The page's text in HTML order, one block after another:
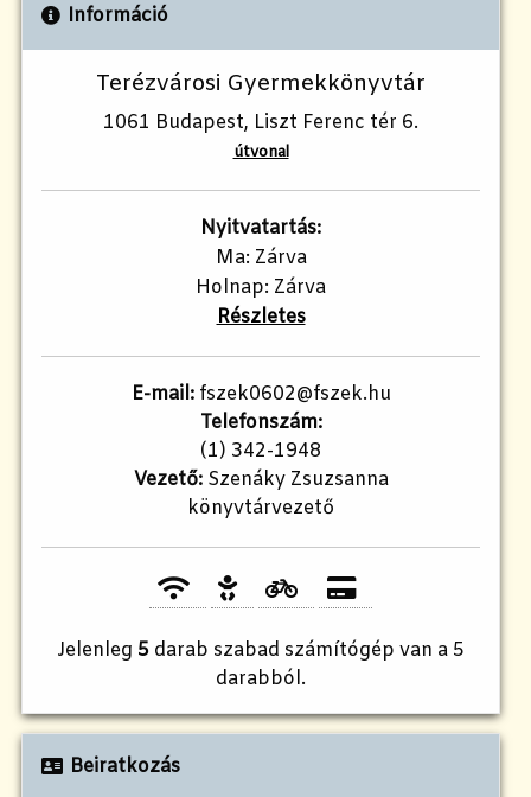
Információ
Terézvárosi Gyermekkönyvtár
1061 Budapest, Liszt Ferenc tér 6.
útvonal
Nyitvatartás:
Ma: Zárva
Holnap: Zárva
Részletes
E-mail:fszek0602@fszek.hu
Telefonszám:
(1) 342-1948
Vezető:Szenáky Zsuzsanna
könyvtárvezető
Jelenleg 5 darab szabad számítógép van a 5
darabból.
Beiratkozás